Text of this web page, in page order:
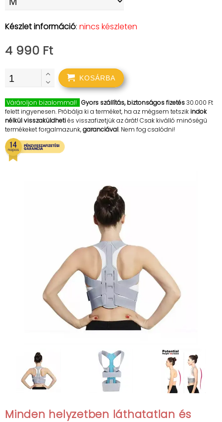
Készlet információ: nincs készleten
4 990 Ft
KOSÁRBA
Várároljon bizalommal! Gyors szállítás, biztonságos fizetés30.000 Ft
felett ingyenesen. Próbálja ki a terméket, ha az mégsem tetszikindok
nélkül visszaküldhetiés visszafizetjük az árát! Csak kiválló minőségű
termékeket forgalmazunk,garanciával. Nem fog csalódni!
Minden helyzetben láthatatlan és